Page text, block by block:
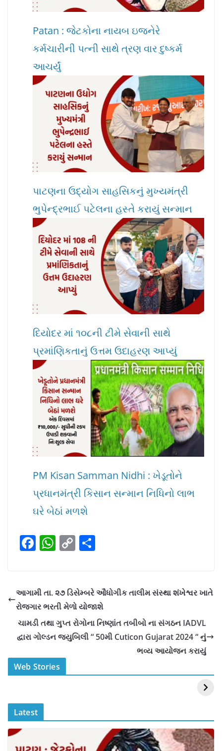
Patan : જેટકોના નાયબ ઇજનેરે
કર્મચારીની પત્ની સાથે ત્રણ વાર દુષ્કર્મ
આચર્યું
પાટણના ઉદ્યોગ સાહસિકનું મુખ્યમંત્રી
ભુપેન્દ્રભાઈ પટેલના હસ્તે કરાયું સન્માન
દિયોદર માં ૧૦૮ની ટીમે સેવાની સાથે
પ્રમાંણિકતાનું ઉત્તમ ઉદાહરણ આપ્યું
PM Kisan Samman Nidhi : ખેડૂતોને
પ્રધાનમંત્રી કિસાન સન્માન નિધિનો લાભ
ઘરે બેઠાં મળશે
F
e
b
o
o
k
W
s
A
p
p
C
y
Li
n
k
e
આગામી તા. ૨૭ ડિસેમ્બરે ઔધોગીક તાલીમ સંસ્થા શંખેશ્વર ખાતે
રોજગાર ભરતી મેળો યોજાશે
ચામડી તથા ગુપ્ત રોગોના નિષ્ણાંત તબીબો ના સંગઠન IADVL
દ્વારા ગોલ્ડન જ્યુબિલી “ 50મી Cuticon Gujarat 2024 “ નું
ભવ્ય આયોજન કરાયું
Web Stories
स्वीमिंग पूल में बिकिनी पहन
Mouni Roy ने लगाई
DOMS IPO
Latest